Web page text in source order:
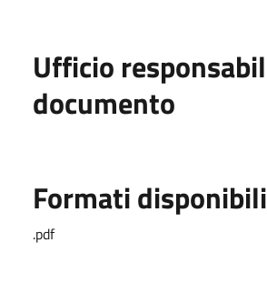
Ufficio
documento
Formati disponibili
.pdf